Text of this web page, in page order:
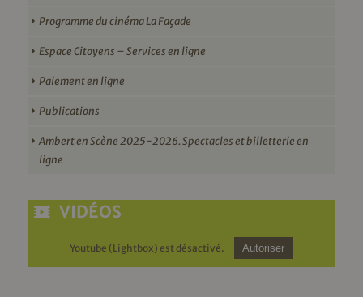
Programme du cinéma La Façade
Espace Citoyens – Services en ligne
Paiement en ligne
Publications
Ambert en Scène 2025-2026. Spectacles et billetterie en
ligne
VIDÉOS
Youtube (Lightbox) est désactivé. Autoriser